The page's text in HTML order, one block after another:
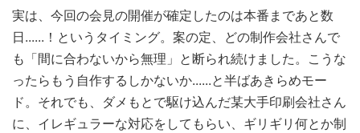
実は、今回の会見の開催が確定したのは本番まであと数
日......！というタイミング。案の定、どの制作会社さんで
も「間に合わないから無理」と断られ続けました。こうな
ったらもう自作するしかないか......と半ばあきらめモー
ド。それでも、ダメもとで駆け込んだ某大手印刷会社さん
に、イレギュラーな対応をしてもらい、ギリギリ何とか制